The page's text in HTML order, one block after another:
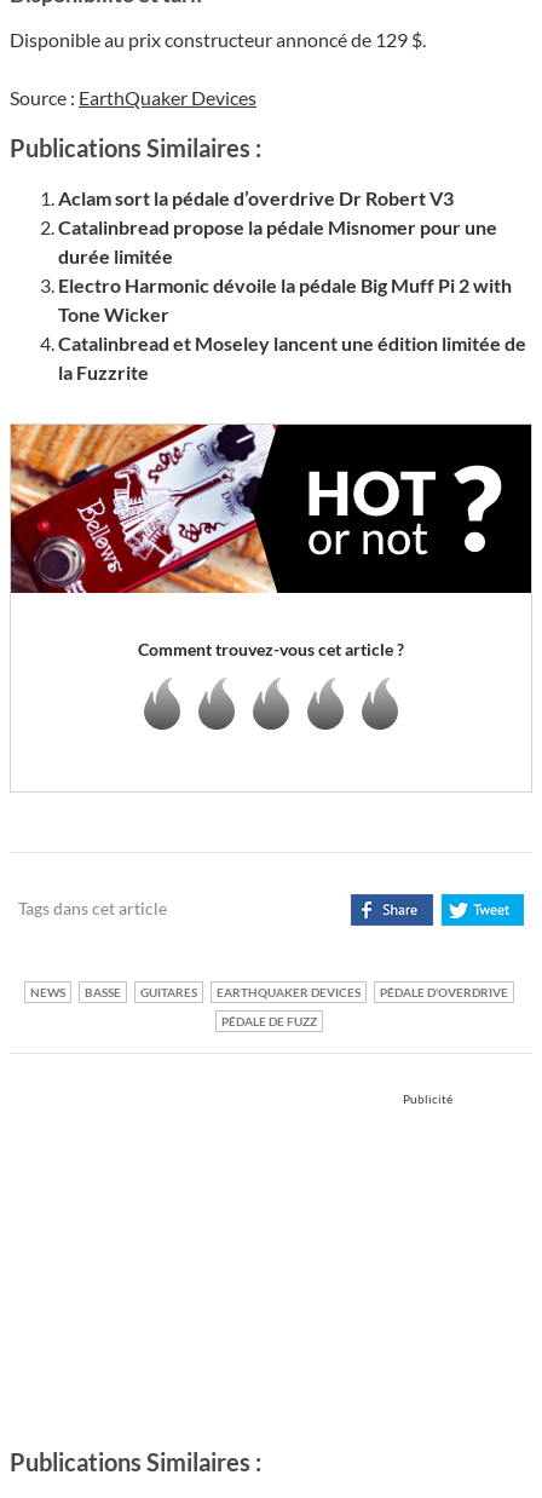
Disponible au prix constructeur annoncé de 129 $.
Source : EarthQuaker Devices
Publications Similaires :
Aclam sort la pédale d’overdrive Dr Robert V3
Catalinbread propose la pédale Misnomer pour une
durée limitée
Electro Harmonic dévoile la pédale Big Muff Pi 2 with
Tone Wicker
Catalinbread et Moseley lancent une édition limitée de
la Fuzzrite
Comment trouvez-vous cet article ?
Tags dans cet article
NEWS BASSE GUITARES EARTHQUAKER DEVICES
PÉDALE D'OVERDRIVE
PÉDALE DE FUZZ
Publicité
Publications Similaires :